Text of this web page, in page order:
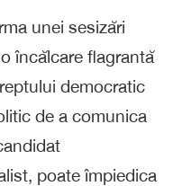
unei sesizări
încălcare flagrantă
democratic
de a comunica
poate împiedica